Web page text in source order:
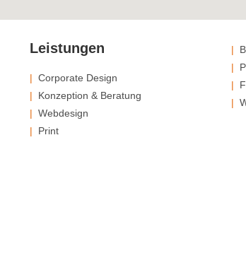
Leistungen
| Corporate Design
| Konzeption & Beratung
| Webdesign
| Print
|
|
|
|